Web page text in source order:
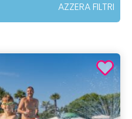
AZZERA FILTRI